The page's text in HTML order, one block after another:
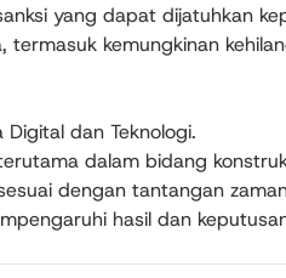
yang dapat dijatuhkan
termasuk kemungkinan
dan Teknologi.
dalam bidang
dengan tantangan
hasil dan